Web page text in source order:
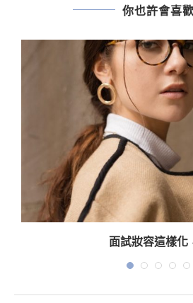
你也許會喜歡
面試妝容這樣化